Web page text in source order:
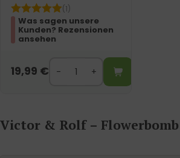
(1)
Was sagen unsere
Kunden? Rezensionen
ansehen
19,99 €
Victor & Rolf – Flowerbomb